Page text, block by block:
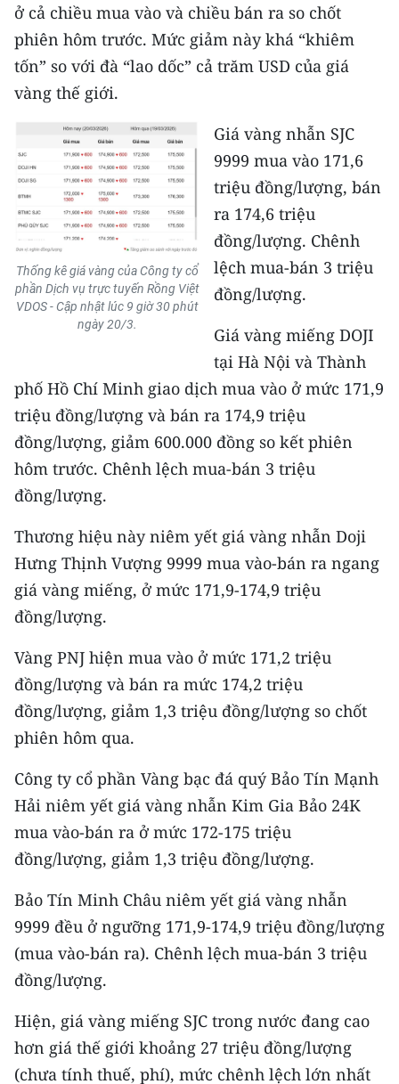
MEDIA CENTER
E-Magazine
Video
Media Chính trị
Media Kinh tế
Media Văn hóa
Media Xã hội
Media Pháp luật
Media Du lịch
Media Thể thao
Media Giáo dục
Media Y tế
Media Khoa học - Công nghệ
Media Môi trường
Ảnh
TIN MỚI
TIN ĐỊA PHƯƠNG
Trung du và miền núi phía Bắc
Đồng bằng sông Hồng
Bắc Trung Bộ
Duyên hải Nam Trung Bộ và Tây
Nguyên
Đông Nam Bộ
Chuyên trang Hà Nội
ở cả chiều mua vào và chiều bán ra so chốt
phiên hôm trước. Mức giảm này khá “khiêm
tốn” so với đà “lao dốc” cả trăm USD của giá
vàng thế giới.
Thống kê giá vàng của Công ty cổ
phần Dịch vụ trực tuyến Rồng Việt
VDOS - Cập nhật lúc 9 giờ 30 phút
ngày 20/3.
Giá vàng nhẫn SJC
9999 mua vào 171,6
triệu đồng/lượng, bán
ra 174,6 triệu
đồng/lượng. Chênh
lệch mua-bán 3 triệu
đồng/lượng.
Giá vàng miếng DOJI
tại Hà Nội và Thành
phố Hồ Chí Minh giao dịch mua vào ở mức 171,9
triệu đồng/lượng và bán ra 174,9 triệu
đồng/lượng, giảm 600.000 đồng so kết phiên
hôm trước. Chênh lệch mua-bán 3 triệu
đồng/lượng.
Thương hiệu này niêm yết giá vàng nhẫn Doji
Hưng Thịnh Vượng 9999 mua vào-bán ra ngang
giá vàng miếng, ở mức 171,9-174,9 triệu
đồng/lượng.
Vàng PNJ hiện mua vào ở mức 171,2 triệu
đồng/lượng và bán ra mức 174,2 triệu
đồng/lượng, giảm 1,3 triệu đồng/lượng so chốt
phiên hôm qua.
Công ty cổ phần Vàng bạc đá quý Bảo Tín Mạnh
Hải niêm yết giá vàng nhẫn Kim Gia Bảo 24K
mua vào-bán ra ở mức 172-175 triệu
đồng/lượng, giảm 1,3 triệu đồng/lượng.
Bảo Tín Minh Châu niêm yết giá vàng nhẫn
9999 đều ở ngưỡng 171,9-174,9 triệu đồng/lượng
(mua vào-bán ra). Chênh lệch mua-bán 3 triệu
đồng/lượng.
Hiện, giá vàng miếng SJC trong nước đang cao
hơn giá thế giới khoảng 27 triệu đồng/lượng
(chưa tính thuế, phí), mức chênh lệch lớn nhất